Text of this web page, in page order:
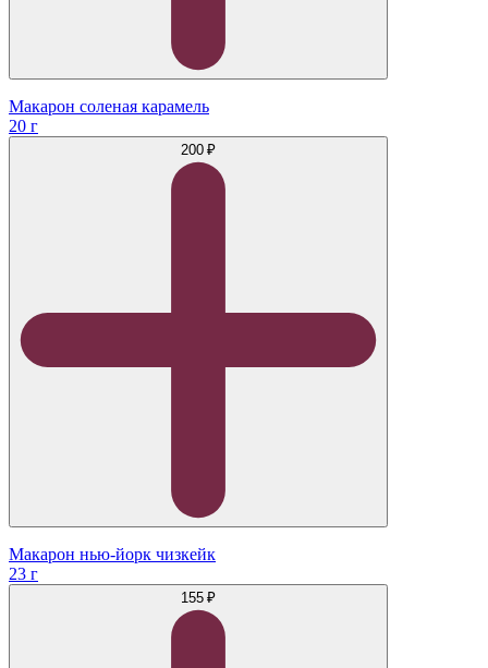
Макарон соленая карамель
20 г
200 ₽
Макарон нью-йорк чизкейк
23 г
155 ₽